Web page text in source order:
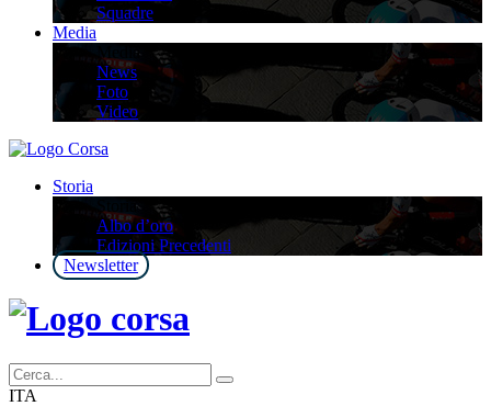
Squadre
Media
Media
News
Foto
Video
Storia
Storia
Albo d’oro
Edizioni Precedenti
Newsletter
ITA